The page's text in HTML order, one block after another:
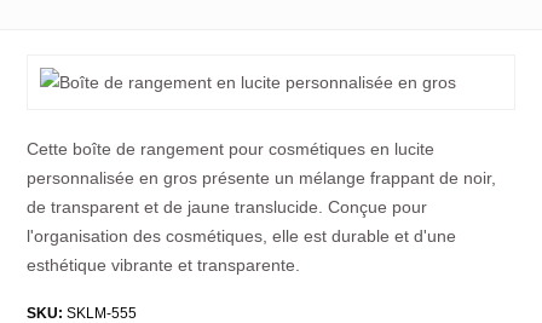
Cette boîte de rangement pour cosmétiques en lucite
personnalisée en gros présente un mélange frappant de noir,
de transparent et de jaune translucide. Conçue pour
l'organisation des cosmétiques, elle est durable et d'une
esthétique vibrante et transparente.
SKU: SKLM-555